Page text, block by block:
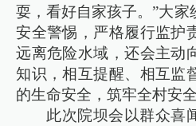
耍，看好自家孩子。”大
安全警惕，严格履行监护
远离危险水域，还会主动
知识，相互提醒、相互监
的生命安全，筑牢全村安
此次院坝会以群众喜